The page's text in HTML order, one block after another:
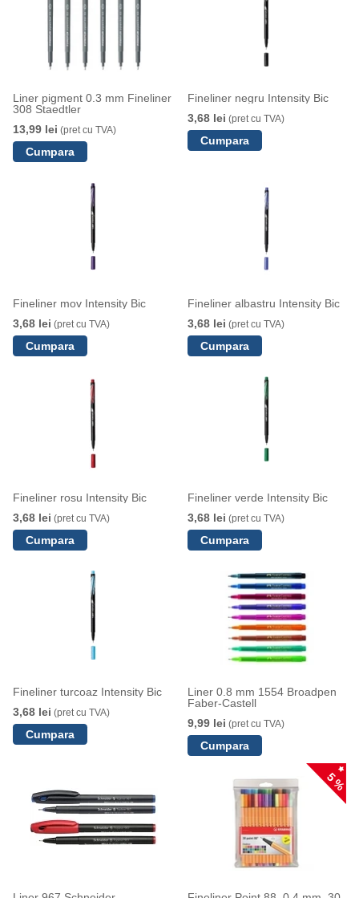
Liner pigment 0.3 mm Fineliner
308 Staedtler
13,99 lei (pret cu TVA)
Fineliner negru Intensity Bic
3,68 lei (pret cu TVA)
Fineliner mov Intensity Bic
3,68 lei (pret cu TVA)
Fineliner albastru Intensity Bic
3,68 lei (pret cu TVA)
Fineliner rosu Intensity Bic
3,68 lei (pret cu TVA)
Fineliner verde Intensity Bic
3,68 lei (pret cu TVA)
Fineliner turcoaz Intensity Bic
3,68 lei (pret cu TVA)
Liner 0.8 mm 1554 Broadpen
Faber-Castell
9,99 lei (pret cu TVA)
5 %